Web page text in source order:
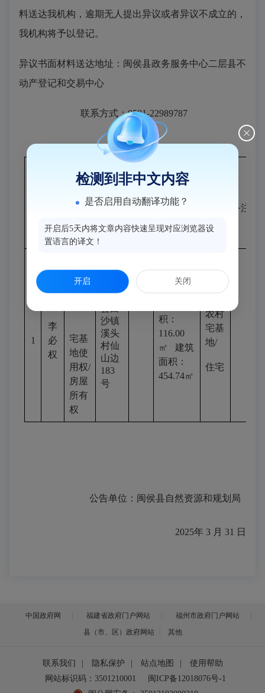
料送达我机构，逾期无人提出异议或者异议不成立的，
我机构将予以登记。
异议书面材料送达地址：闽侯县政务服务中心二层县不
动产登记和交易中心
联系方式：0591-22989787
权利
类型
不动产
不动
单
元
不动产面
备注
1
李
必
权
宅基
地使
用权/
房屋
所有
权
闽侯
沙镇
溪头
村仙
山边
183
号
积 ：
116.00
㎡
建筑
面积 ：
454.74㎡
农村
宅基
地/
住宅
公告单位： 闽侯县自然资源和规划局
2025年 3 月 31 日
中国政府网 福建省政府门户网站
福州市政府门户网站
县（市、区）政府网站
其他
联系我们 隐私保护 站点地图
使用帮助
网站标识码：3501210001
闽ICP备12018076号-1
检测到非中文内容
是否启用自动翻译功能？
开启后5天内将文章内容快速呈现对应浏览器设
置语言的译文！
开启 关闭